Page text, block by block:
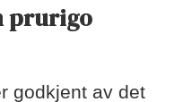
prurigo
godkjent av det